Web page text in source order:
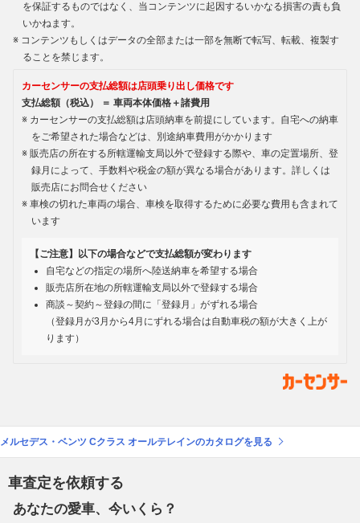
を保証するものではなく、当コンテンツに起因するいかなる損害の責も負
いかねます。
コンテンツもしくはデータの全部または一部を無断で転写、転載、複製す
ることを禁じます。
カーセンサーの支払総額は店頭乗り出し価格です
支払総額（税込） ＝ 車両本体価格＋諸費用
カーセンサーの支払総額は店頭納車を前提にしています。自宅への納車
をご希望された場合などは、別途納車費用がかかります
販売店の所在する所轄運輸支局以外で登録する際や、車の定置場所、登
録月によって、手数料や税金の額が異なる場合があります。詳しくは
販売店にお問合せください
車検の切れた車両の場合、車検を取得するために必要な費用も含まれて
います
【ご注意】以下の場合などで支払総額が変わります
自宅などの指定の場所へ陸送納車を希望する場合
販売店所在地の所轄運輸支局以外で登録する場合
商談～契約～登録の間に「登録月」がずれる場合
（登録月が3月から4月にずれる場合は自動車税の額が大きく上が
ります）
メルセデス・ベンツ Cクラス オールテレインのカタログを見る
車査定を依頼する
あなたの愛車、今いくら？